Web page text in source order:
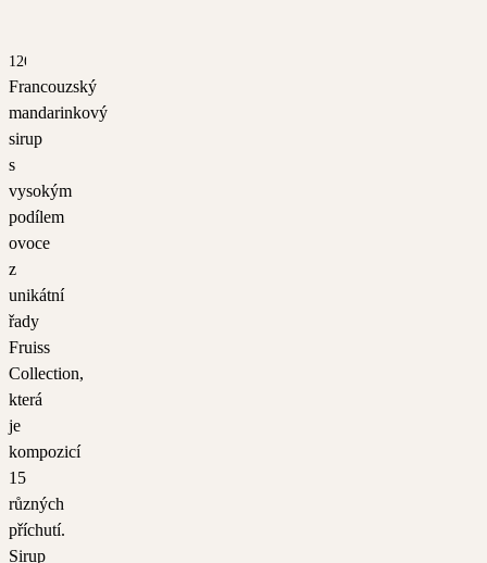
1265
Francouzský
mandarinkový
sirup
s
vysokým
podílem
ovoce
z
unikátní
řady
Fruiss
Collection,
která
je
kompozicí
15
různých
příchutí.
Sirup